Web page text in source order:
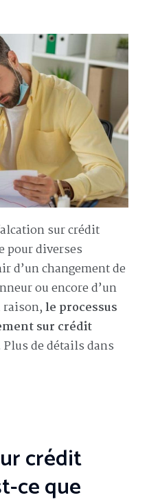
sur crédit
pour diverses
d’un changement de
ou encore d’un
le processus
sur crédit
Plus de détails dans
crédit
ce que